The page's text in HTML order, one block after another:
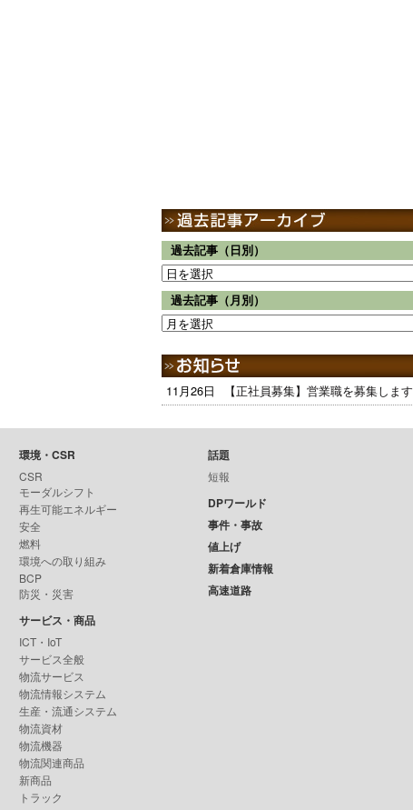
過去記事（日別）
過去記事（月別）
11月26日 【正社員募集】営業職を募集します
環境・CSR
CSR
モーダルシフト
再生可能エネルギー
安全
燃料
環境への取り組み
BCP
防災・災害
サービス・商品
ICT・IoT
サービス全般
物流サービス
物流情報システム
生産・流通システム
物流資材
物流機器
物流関連商品
新商品
トラック
話題
短報
DPワールド
事件・事故
値上げ
新着倉庫情報
高速道路